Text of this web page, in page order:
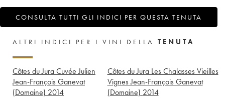
CONSULTA TUTTI GLI INDICI PER QUESTA TENUTA
ALTRI INDICI PER I VINI DELLA TENUTA
Côtes du Jura Cuvée Julien
Jean-François Ganevat
(Domaine) 2014
Côtes du Jura Les Chalasses Vieilles
Vignes Jean-François Ganevat
(Domaine) 2014